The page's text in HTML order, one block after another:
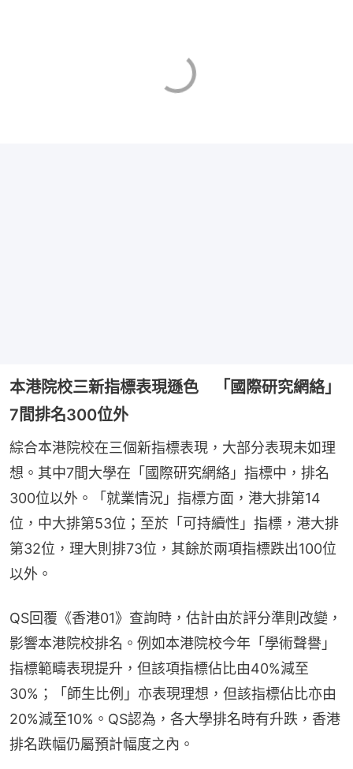
本港院校三新指標表現遜色 「國際研究網絡」
7間排名300位外
綜合本港院校在三個新指標表現，大部分表現未如理
想。其中7間大學在「國際研究網絡」指標中，排名
300位以外。「就業情況」指標方面，港大排第14
位，中大排第53位；至於「可持續性」指標，港大排
第32位，理大則排73位，其餘於兩項指標跌出100位
以外。
QS回覆《香港01》查詢時，估計由於評分準則改變，
影響本港院校排名。例如本港院校今年「學術聲譽」
指標範疇表現提升，但該項指標佔比由40%減至
30%；「師生比例」亦表現理想，但該指標佔比亦由
20%減至10%。QS認為，各大學排名時有升跌，香港
排名跌幅仍屬預計幅度之內。